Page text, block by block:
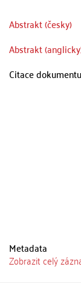
Abstrakt (česky)
Abstrakt
Citace dokumentu
Metadata
Zobrazit celý